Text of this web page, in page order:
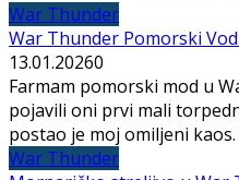
War Thunder
War Thunder Pomorski
13.01.20260
Farmam pomorski mod u
pojavili oni prvi mali
postao je moj omiljeni
War Thunder